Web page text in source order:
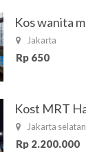
Jakarta
Rp 650
Jakarta selatan
Rp 2.200.000